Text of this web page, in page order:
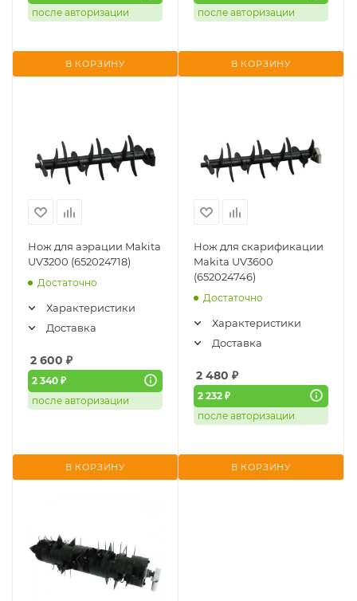
после авторизации
В КОРЗИНУ
после авторизации
В КОРЗИНУ
Нож для аэрации Makita
UV3200 (652024718)
Достаточно
Характеристики
Доставка
2 600 ₽
2 340 ₽
после авторизации
В КОРЗИНУ
Нож для скарификации
Makita UV3600
(652024746)
Достаточно
Характеристики
Доставка
2 480 ₽
2 232 ₽
после авторизации
В КОРЗИНУ